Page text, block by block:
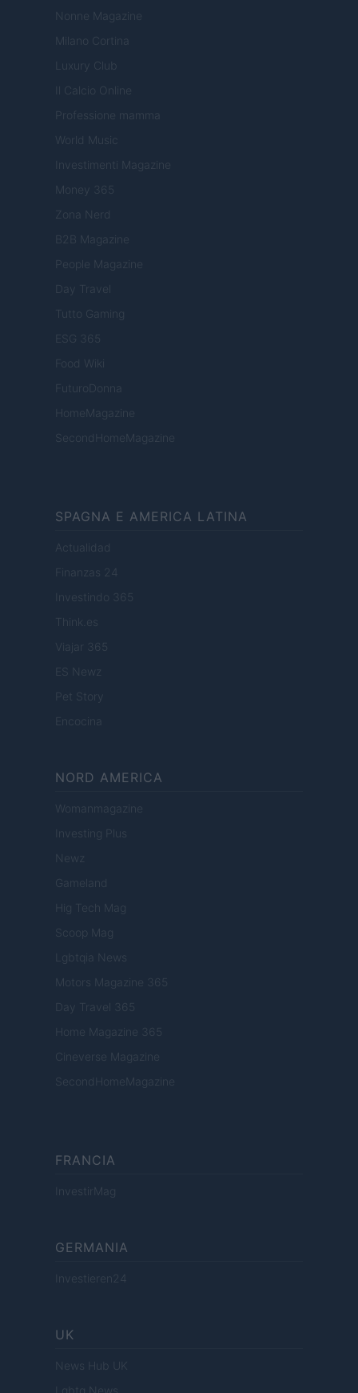
Nonne Magazine
Milano Cortina
Luxury Club
Il Calcio Online
Professione mamma
World Music
Investimenti Magazine
Money 365
Zona Nerd
B2B Magazine
People Magazine
Day Travel
Tutto Gaming
ESG 365
Food Wiki
FuturoDonna
HomeMagazine
SecondHomeMagazine
SPAGNA E AMERICA LATINA
Actualidad
Finanzas 24
Investindo 365
Think.es
Viajar 365
ES Newz
Pet Story
Encocina
NORD AMERICA
Womanmagazine
Investing Plus
Newz
Gameland
Hig Tech Mag
Scoop Mag
Lgbtqia News
Motors Magazine 365
Day Travel 365
Home Magazine 365
Cineverse Magazine
SecondHomeMagazine
FRANCIA
InvestirMag
GERMANIA
Investieren24
UK
News Hub UK
Lgbtq News